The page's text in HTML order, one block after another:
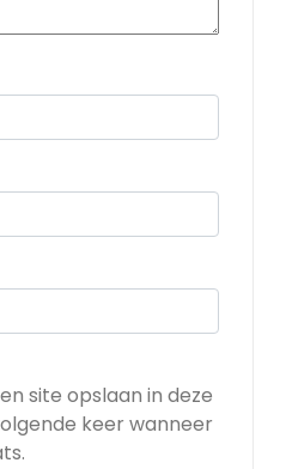
site opslaan in deze
keer wanneer